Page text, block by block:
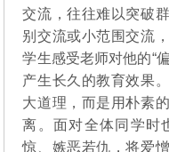
交流，往往难以突破
别交流或小范围交流
学生感受老师对他的“
产生长久的教育效果
大道理，而是用朴素
离。面对全体同学时
惊、嫉恶若仇，将爱